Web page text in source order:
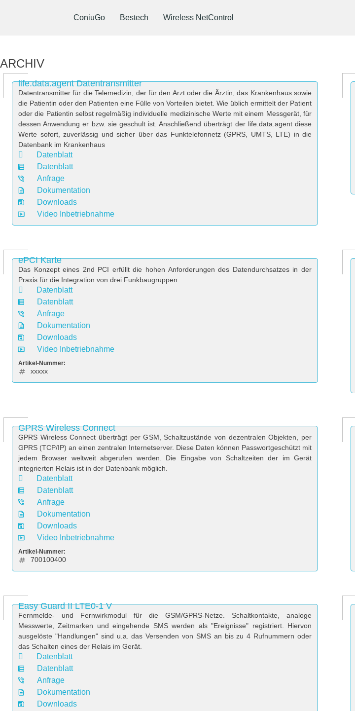
ConiuGo Bestech Wireless NetControl
ARCHIV
life.data.agent Datentransmitter
Datentransmitter für die Telemedizin, der für den Arzt oder die Ärztin, das Krankenhaus sowie
die Patientin oder den Patienten eine Fülle von Vorteilen bietet. Wie üblich ermittelt der Patient
oder die Patientin selbst regelmäßig individuelle medizinische Werte mit einem Messgerät, für
dessen Anwendung er bzw. sie geschult ist. Anschließend überträgt der life.data.agent diese
Werte sofort, zuverlässig und sicher über das Funktelefonnetz (GPRS, UMTS, LTE) in die
Datenbank im Krankenhaus
Datenblatt
Datenblatt
Anfrage
Dokumentation
Downloads
Video Inbetriebnahme
ePCI Karte
Das Konzept eines 2nd PCI erfüllt die hohen Anforderungen des Datendurchsatzes in der
Praxis für die Integration von drei Funkbaugruppen.
Datenblatt
Datenblatt
Anfrage
Dokumentation
Downloads
Video Inbetriebnahme
Artikel-Nummer:
xxxxx
GPRS Wireless Connect
GPRS Wireless Connect überträgt per GSM, Schaltzustände von dezentralen Objekten, per
GPRS (TCP/IP) an einen zentralen Internetserver. Diese Daten können Passwortgeschützt mit
jedem Browser weltweit abgerufen werden. Die Eingabe von Schaltzeiten der im Gerät
integrierten Relais ist in der Datenbank möglich.
Datenblatt
Datenblatt
Anfrage
Dokumentation
Downloads
Video Inbetriebnahme
Artikel-Nummer:
700100400
Easy Guard II LTE0-1 V
Fernmelde- und Fernwirkmodul für die GSM/GPRS-Netze. Schaltkontakte, analoge
Messwerte, Zeitmarken und eingehende SMS werden als "Ereignisse" registriert. Hiervon
ausgelöste "Handlungen" sind u.a. das Versenden von SMS an bis zu 4 Rufnummern oder
das Schalten eines der Relais im Gerät.
Datenblatt
Datenblatt
Anfrage
Dokumentation
Downloads